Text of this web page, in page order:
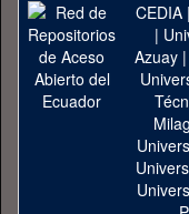
CEDIA|
|
Azuay|